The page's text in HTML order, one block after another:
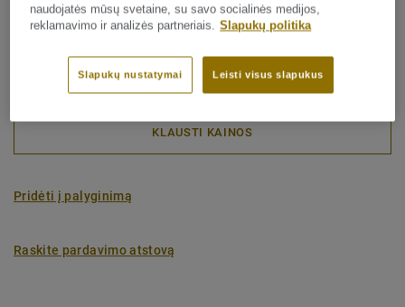
gamybai iki pristatymo vartotojui)
-4.09 kg CO 2/m2
MANO PROJEKTO ANGLIES PĖDSAKAS
KLAUSTI KAINOS
Pridėti į palyginimą
Raskite pardavimo atstovą
naudojatės mūsų svetaine, su savo socialinės medijos,
reklamavimo ir analizės partneriais. Slapukų politika
Leisti visus slapukus
Slapukų nustatymai